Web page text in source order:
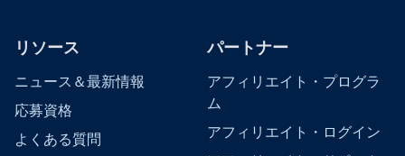
リソース
ニュース＆最新情報
応募資格
よくある質問
パートナー
アフィリエイト・プログラ
ム
アフィリエイト・ログイン